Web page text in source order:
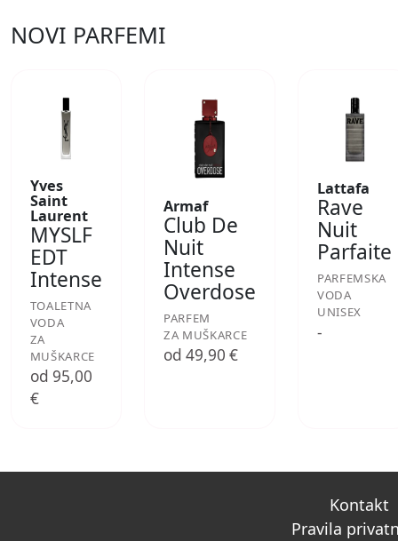
NOVI PARFEMI
Yves
Saint
Laurent
MYSLF
EDT
Intense
TOALETNA
VODA
ZA
MUŠKARCE
od 95,00
€
Armaf
Club De
Nuit
Intense
Overdose
PARFEM
ZA MUŠKARCE
od 49,90 €
Lattafa
Rave
Nuit
Parfaite
PARFEMSKA
VODA
UNISEX
-
Kontakt
Pravila